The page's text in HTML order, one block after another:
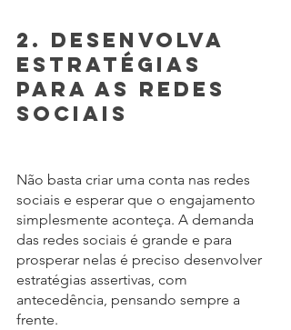
2. Desenvolva
estratégias
para as redes
sociais
Não basta criar uma conta nas redes
sociais e esperar que o engajamento
simplesmente aconteça. A demanda
das redes sociais é grande e para
prosperar nelas é preciso desenvolver
estratégias assertivas, com
antecedência, pensando sempre a
frente.